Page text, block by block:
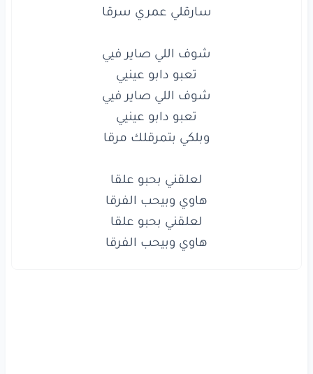
وبلكيبتمرقلكمرقا
هاويوبيحبالفرقا
لعلقنيبحبوعلقا
هاوي وبيحب الفرقا
www.lyrics-arabic.com
هاوي وبيحب الفرقا